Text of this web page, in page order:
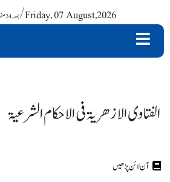
جمعہ , 24 صفر 1448 ہجری (مدینہ منورہ)/ Friday, 07 August,2026
الفتاوی الازھریۃ فی الاحکام الشرعیۃ